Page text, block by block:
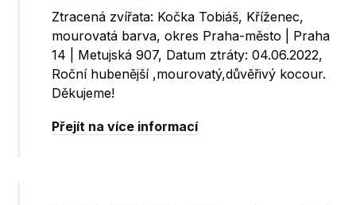
Ztracená zvířata: Kočka Tobiáš, Kříženec,
mourovatá barva, okres Praha-město | Praha
14 | Metujská 907, Datum ztráty: 04.06.2022,
Roční hubenější ,mourovatý,důvěřivý kocour.
Děkujeme!
Přejít na více informací